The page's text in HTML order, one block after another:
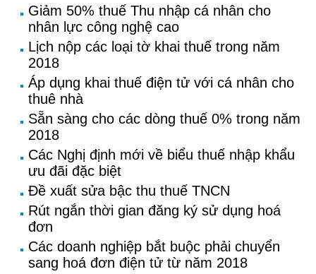
Giảm 50% thuế Thu nhập cá nhân cho
nhân lực công nghệ cao
Lịch nộp các loại tờ khai thuế trong năm
2018
Áp dụng khai thuế điện tử với cá nhân cho
thuê nhà
Sẵn sàng cho các dòng thuế 0% trong năm
2018
Các Nghị định mới về biểu thuế nhập khẩu
ưu đãi đặc biệt
Đề xuất sửa bậc thu thuế TNCN
Rút ngắn thời gian đăng ký sử dụng hoá
đơn
Các doanh nghiệp bắt buộc phải chuyển
sang hoá đơn điện tử từ năm 2018